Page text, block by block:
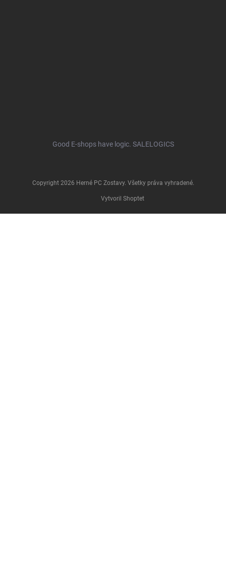
Good E-shops have logic. SALELOGICS
Vytvoril Shoptet
Copyright 2026 Herné PC Zostavy. Všetky práva vyhradené.